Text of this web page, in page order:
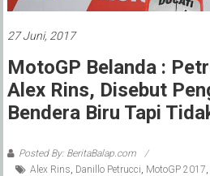
27 Juni, 2017
MotoGP Belanda :
Alex Rins, Disebut
Bendera Biru Tapi
Posted By: BeritaBalap.com
Alex Rins, Danillo Petrucci, MotoGP 2017,